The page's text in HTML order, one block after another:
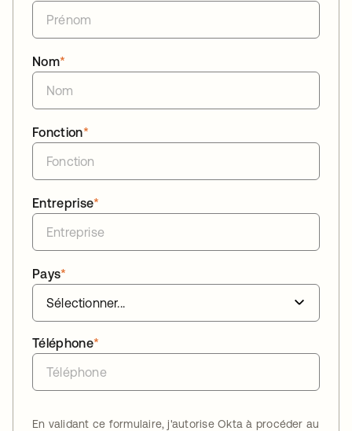
*
Nom
*
Fonction
*
Entreprise
*
Pays
*
Téléphone
En validant ce formulaire, j'autorise Okta à procéder au